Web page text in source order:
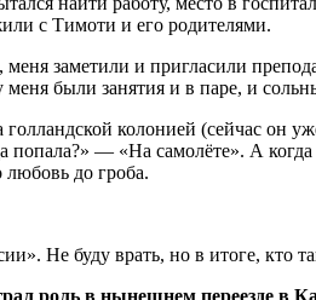
с Тимоти и его родителями.
заметили и пригласили
были занятия и в паре, и
колонией (сейчас он
попала?» — «На самолёте». А
до гроба.
Не буду врать, но в итоге, кто